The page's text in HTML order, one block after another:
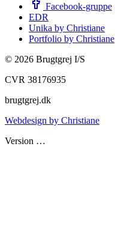
Facebook-gruppe
EDR
Unika by Christiane
Portfolio by Christiane
© 2026 Brugtgrej I/S
CVR 38176935
brugtgrej.dk
Webdesign by Christiane
Version …